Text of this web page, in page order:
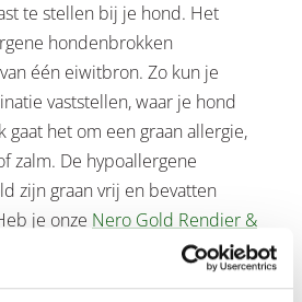
te stellen bij je hond. Het
hondenbrokken
één eiwitbron. Zo kun je
vaststellen, waar je hond
gaat het om een graan allergie,
zalm. De hypoallergene
zijn graan vrij en bevatten
je onze Nero Gold Rendier &